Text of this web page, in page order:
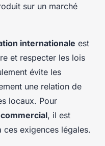
sur un marché
internationale est
et respecter les lois
évite les
une relation de
locaux. Pour
, il est
exigences légales.